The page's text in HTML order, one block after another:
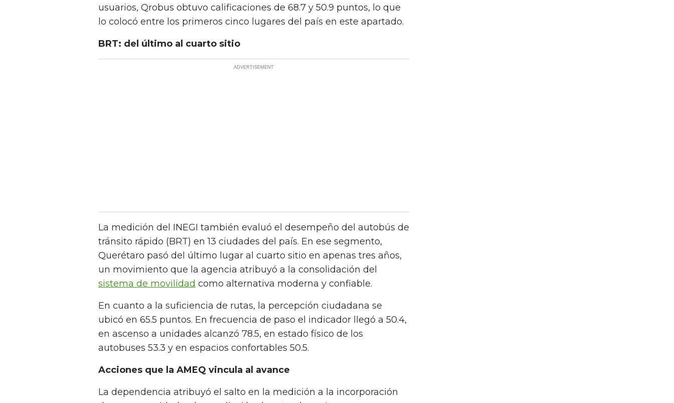
usuarios, Qrobus obtuvo calificaciones de 68.7 y 50.9 puntos, lo que
lo colocó entre los primeros cinco lugares del país en este apartado.
BRT: del último al cuarto sitio
La medición del INEGI también evaluó el desempeño del autobús de
tránsito rápido (BRT) en 13 ciudades del país. En ese segmento,
Querétaro pasó del último lugar al cuarto sitio en apenas tres años,
un movimiento que la agencia atribuyó a la consolidación del
sistema de movilidad como alternativa moderna y confiable.
En cuanto a la suficiencia de rutas, la percepción ciudadana se
ubicó en 65.5 puntos. En frecuencia de paso el indicador llegó a 50.4,
en ascenso a unidades alcanzó 78.5, en estado físico de los
autobuses 53.3 y en espacios confortables 50.5.
Acciones que la AMEQ vincula al avance
La dependencia atribuyó el salto en la medición a la incorporación